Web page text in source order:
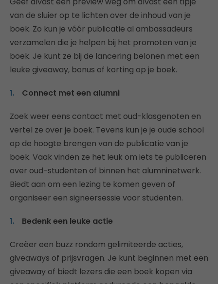
van de sluier op te lichten over de inhoud van je
boek. Zo kun je vóór publicatie al ambassadeurs
verzamelen die je helpen bij het promoten van je
boek. Je kunt ze bij de lancering belonen met een
leuke giveaway, bonus of korting op je boek.
Connect met een alumni
Zoek weer eens contact met oud-klasgenoten en
vertel ze over je boek. Tevens kun je je oude school
op de hoogte brengen van de publicatie van je
boek. Vaak vinden ze het leuk om iets te publiceren
over oud-studenten of binnen het alumninetwerk.
Biedt aan om een lezing te komen geven of
organiseer een signeersessie voor studenten.
Bedenk een leuke actie
Creëer een buzz rondom gelimiteerde acties,
giveaways of prijsvragen. Je kunt beginnen met een
giveaway of biedt lezers die een boek kopen via